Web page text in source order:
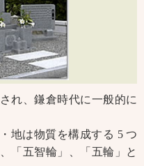
れ、鎌倉時代に一般的に
地は物質を構成する 5 つ
「五智輪」、「五輪」と